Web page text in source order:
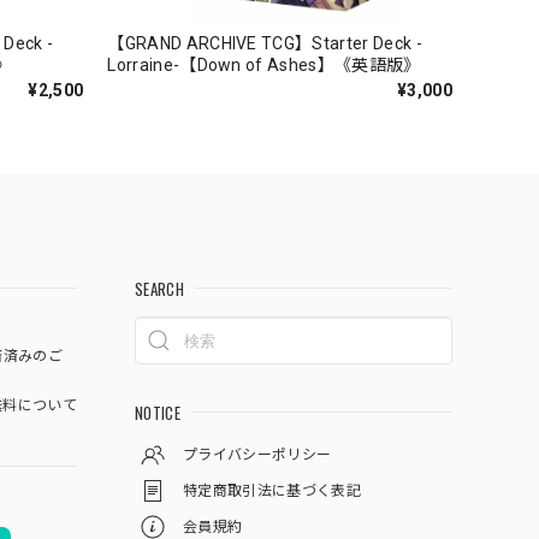
-
¥2,500
【GRAND ARCHIVE TCG】Starter Deck -
Lorraine-【Down of Ashes】《英語版》
¥3,000
みのご
について
SEARCH
NOTICE
プライバシーポリシー
特定商取引法に基づく表記
会員規約